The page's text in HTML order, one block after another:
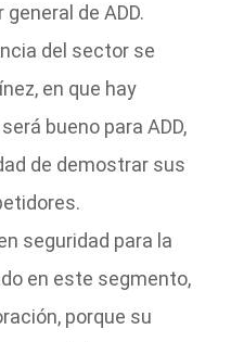
de ADD.
del sector se
en que hay
bueno para ADD,
de demostrar sus
seguridad para la
en este segmento,
porque su